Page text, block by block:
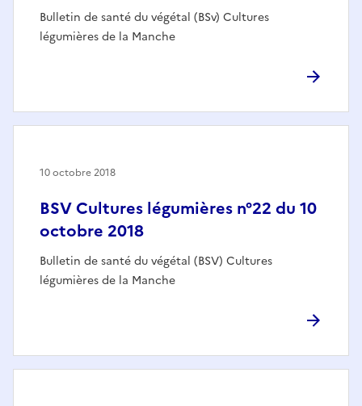
Bulletin de santé du végétal (BSv) Cultures
légumières de la Manche
BSV Cultures légumières n°22 du 10
octobre 2018
Bulletin de santé du végétal (BSV) Cultures
légumières de la Manche
10 octobre 2018